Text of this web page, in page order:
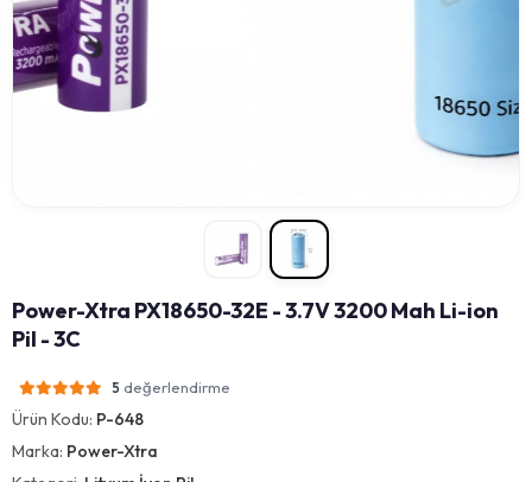
Power-Xtra PX18650-32E - 3.7V 3200 Mah Li-ion
Pil - 3C
5 değerlendirme
Ürün Kodu: P-648
Marka: Power-Xtra